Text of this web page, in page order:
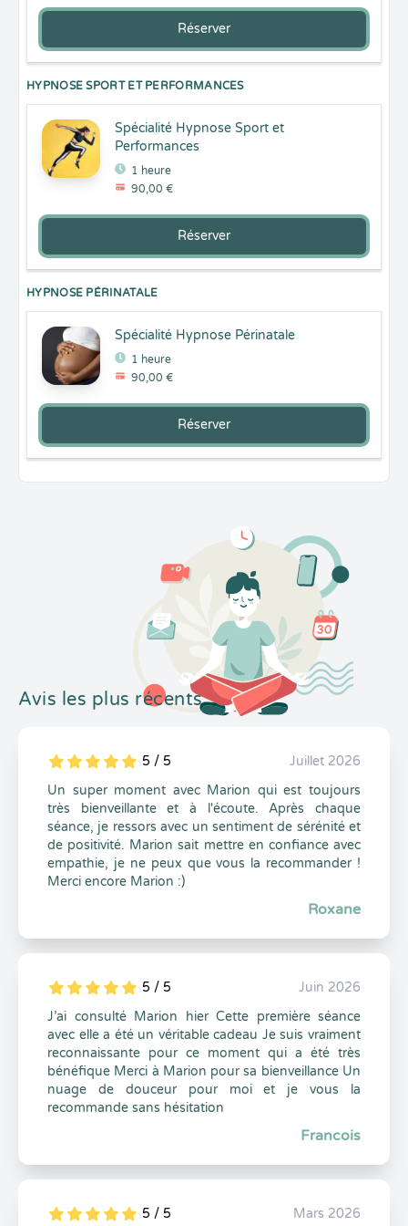
Réserver
HYPNOSE SPORT ET PERFORMANCES
Spécialité Hypnose Sport et
Performances
1 heure
90,00 €
Réserver
HYPNOSE PÉRINATALE
Spécialité Hypnose Périnatale
1 heure
90,00 €
Réserver
Avis les plus récents
5
1
5
0 5 / 5
Juillet 2026
Un super moment avec Marion qui est toujours
très bienveillante et à l'écoute. Après chaque
séance, je ressors avec un sentiment de sérénité et
de positivité. Marion sait mettre en confiance avec
empathie, je ne peux que vous la recommander !
Merci encore Marion :)
Roxane
5
1
5
0 5 / 5
Juin 2026
J’ai consulté Marion hier Cette première séance
avec elle a été un véritable cadeau Je suis vraiment
reconnaissante pour ce moment qui a été très
bénéfique Merci à Marion pour sa bienveillance Un
nuage de douceur pour moi et je vous la
recommande sans hésitation
Francois
5
1
5
0 5 / 5 Mars 2026